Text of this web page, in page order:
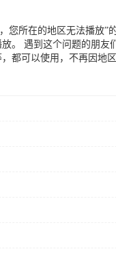
所在的地区无法播放”
。 遇到这个问题的朋
都可以使用，不再因地区